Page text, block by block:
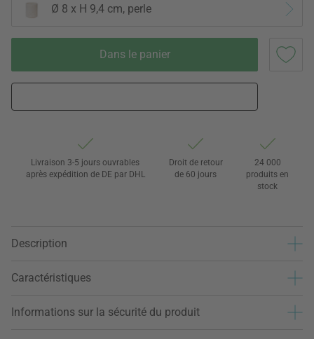
Ø 8 x H 9,4 cm, perle
Dans le panier
Livraison 3-5 jours ouvrables
après expédition de DE par DHL
Droit de retour
de 60 jours
24 000
produits en
stock
Description
Caractéristiques
Informations sur la sécurité du produit